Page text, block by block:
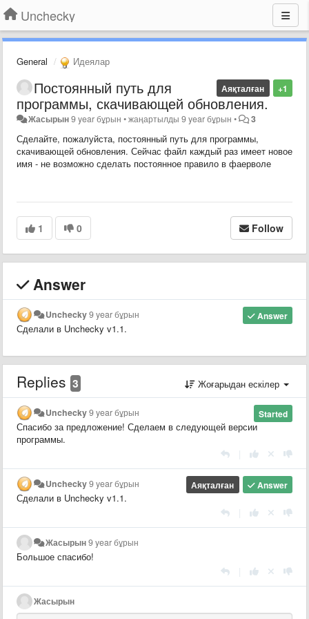
Unchecky
General Идеялар
+1
Аяқталған
Постоянный путь для
программы, скачивающей обновления.
Жасырын9 year бұрын •жаңартылды9 year бұрын • 3
Сделайте, пожалуйста, постоянный путь для программы,
скачивающей обновления. Сейчас файл каждый раз имеет новое
имя - не возможно сделать постоянное правило в фаерволе
1 0 Follow
Answer
Answer
Unchecky9 year бұрын
Сделали в Unchecky v1.1.
Replies 3 Жоғарыдан ескілер
Started
Unchecky9 year бұрын
Спасибо за предложение! Сделаем в следующей версии
программы.
Answer
Аяқталған
Unchecky9 year бұрын
Сделали в Unchecky v1.1.
Жасырын9 year бұрын
Большое спасибо!
Жасырын